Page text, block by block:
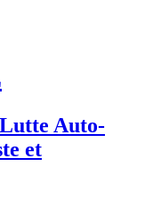
Lutte Auto-
et